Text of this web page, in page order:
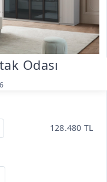
Odası
128.480 TL